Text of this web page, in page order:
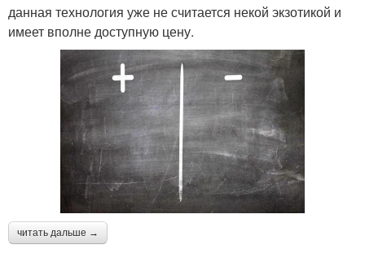
данная технология уже не считается некой экзотикой и
имеет вполне доступную цену.
читать дальше →